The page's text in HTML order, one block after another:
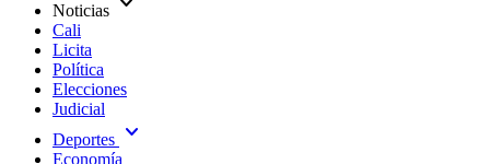
Noticias
Cali
Licita
Política
Elecciones
Judicial
Deportes expand_more
Economía